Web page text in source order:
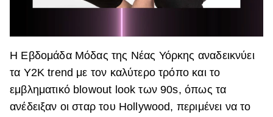
H Εβδομάδα Μόδας της Νέας Υόρκης αναδεικνύει
τα Υ2Κ trend με τον καλύτερο τρόπο και το
εμβληματικό blowout look των 90s, όπως τα
ανέδειξαν οι σταρ του Hollywood, περιμένει να το